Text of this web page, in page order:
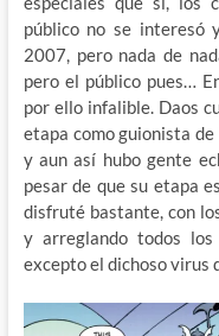
público no se interesó
2007, pero nada de
pero el público pues…
por ello infalible. Daos
etapa como guionista
y aun así hubo gente
pesar de que su etapa
disfruté bastante, con
y arreglando todos los
excepto el dichoso virus